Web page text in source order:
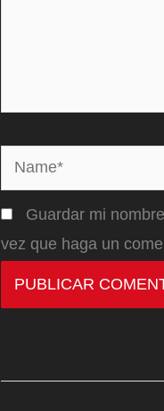
Name*
Guardar mi
vez que haga un